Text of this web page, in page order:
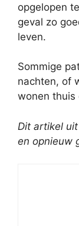
opgelopen
geval zo
leven.
Sommige
nachten, of
wonen thuis
Dit artikel
en opnieuw